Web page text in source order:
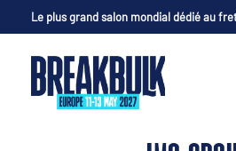
Le plus grand salon mondial dédié au